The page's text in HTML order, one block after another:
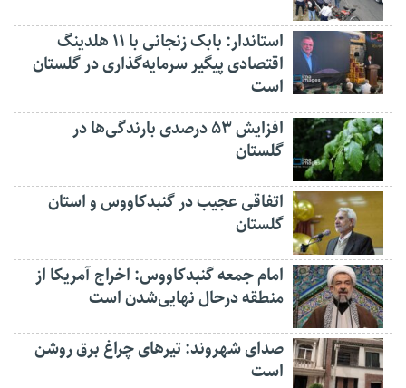
استاندار: بابک زنجانی با ۱۱ هلدینگ
اقتصادی پیگیر سرمایه‌گذاری در گلستان
است
افزایش ۵۳ درصدی بارندگی‌ها در
گلستان
اتفاقی عجیب در‌ گنبدکاووس و استان
گلستان
امام جمعه گنبدکاووس: اخراج آمریکا از
منطقه درحال نهایی‌شدن است
صدای شهروند: تیرهای چراغ برق روشن
است